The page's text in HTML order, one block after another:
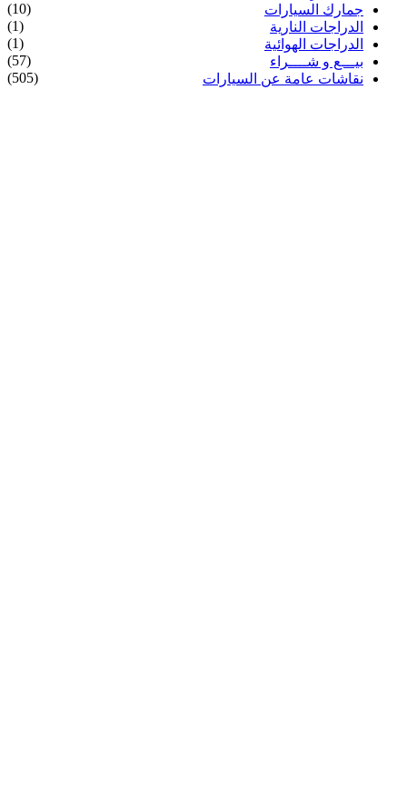
جمارك السيارات
(10)
الدراجات النارية
(1)
الدراجات الهوائية
(1)
بيـــع و شــــراء
(57)
نقاشات عامة عن السيارات
(505)